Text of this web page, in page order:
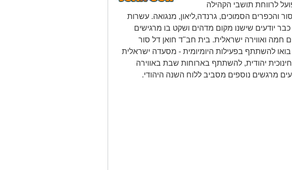
לרווחת תושבי הקהילה
והכפרים הסמוכים, גרנדה,ליאון, מנגואה. עשרות
כבר יודעים שישנו מקום מדהים ושקט בו מרגישים
ואווירה ישראלית. בית חב"ד חואן דל סור
בואו להשתתף בפעילות היומיומית - מסעדה ישראלית
יהודית, להשתתף בארוחות שבת באווירה
מרגשים נוספים מסביב ללוח השנה היהודי.